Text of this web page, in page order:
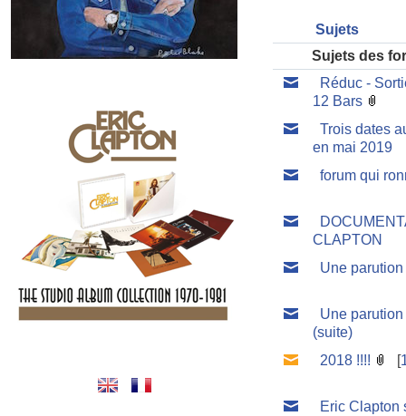
Sujets
Sujets des
Réduc -
12 Bars
Trois dates
en mai 2019
forum qui
CLAPTON
Une
Une
(suite)
2018 !!!!
[
Eric Clapton